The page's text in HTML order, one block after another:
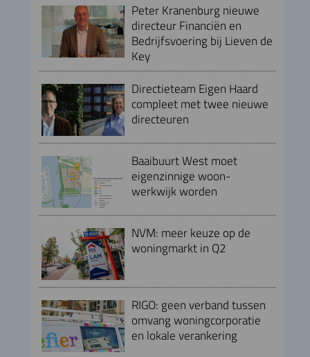
Peter Kranenburg nieuwe
directeur Financiën en
Bedrijfsvoering bij Lieven de
Key
Directieteam Eigen Haard
compleet met twee nieuwe
directeuren
Baaibuurt West moet
eigenzinnige woon-
werkwijk worden
NVM: meer keuze op de
woningmarkt in Q2
RIGO: geen verband tussen
omvang woningcorporatie
en lokale verankering